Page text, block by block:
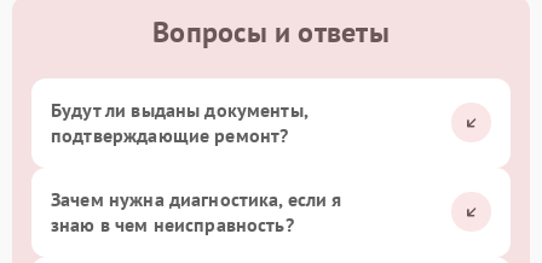
Вопросы и ответы
Будут ли выданы документы,
подтверждающие ремонт?
Зачем нужна диагностика, если я
знаю в чем неисправность?